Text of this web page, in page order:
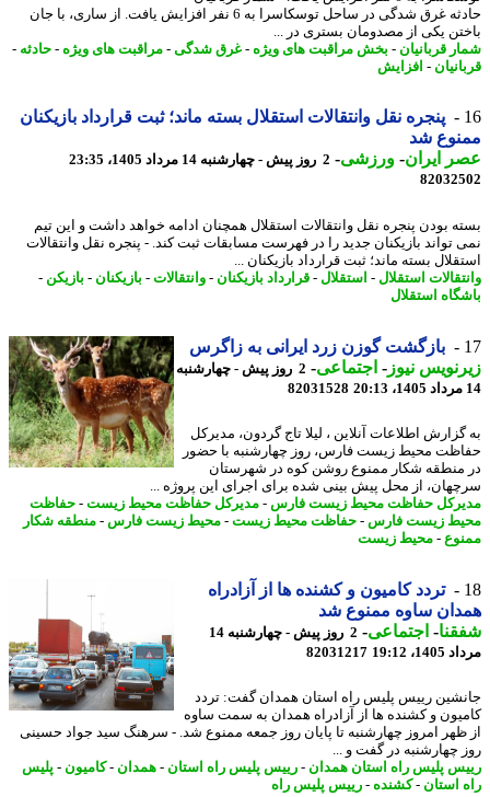
حادثه غرق شدگی در ساحل توسکاسرا به 6 نفر افزایش یافت. از ساری، با جان
یکی از مصدومان بستری در ...
قربانیان-بخش مراقبت های ویژه -غرق شدگی-مراقبت های ویژه -حادثه-
-افزایش
پنجره نقل وانتقالات استقلال بسته ماند؛ ثبت قرارداد بازیکنان
شد
ایران- ورزشی-2 روز پیش - چهارشنبه 14 مرداد 1405، 23:35
بودن پنجره نقل وانتقالات استقلال همچنان ادامه خواهد داشت و این تیم
تواند بازیکنان جدید را در فهرست مسابقات ثبت کند. - پنجره نقل وانتقالات
بسته ماند؛ ثبت قرارداد بازیکنان ...
استقلال-استقلال-قرارداد بازیکنان-وانتقالات-بازیکنان-بازیکن -
استقلال
بازگشت گوزن زرد ایرانی به زاگرس
نیوز-اجتماعی-
2 روز پیش - چهارشنبه
82031528
اطلاعات آنلاین ، لیلا تاج گردون، مدیرکل
محیط زیست فارس، روز چهارشنبه با حضور
شکار ممنوع روشن کوه در شهرستان
از محل پیش بینی شده برای اجرای این پروژه ...
حفاظت محیط زیست فارس-مدیرکل حفاظت محیط زیست-حفاظت
زیست فارس-حفاظت محیط زیست-محیط زیست فارس-منطقه شکار
-محیط زیست
تردد کامیون و کشنده ها از آزادراه
ساوه ممنوع شد
-اجتماعی-
2 روز پیش - چهارشنبه 14
19:12
82031217
رییس پلیس راه استان همدان گفت: تردد
و کشنده ها از آزادراه همدان به سمت ساوه
امروز چهارشنبه تا پایان روز جمعه ممنوع شد. - سرهنگ سید جواد حسینی
چهارشنبه در گفت و ...
پلیس راه استان همدان- رییس پلیس راه استان-همدان- کامیون-پلیس
استان-کشنده-رییس پلیس راه